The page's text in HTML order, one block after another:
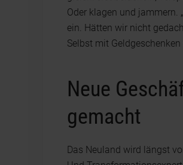
Oder klagen und
ein. Hätten wir nicht
Selbst mit
Neue
gemacht
Das Neuland wird längst